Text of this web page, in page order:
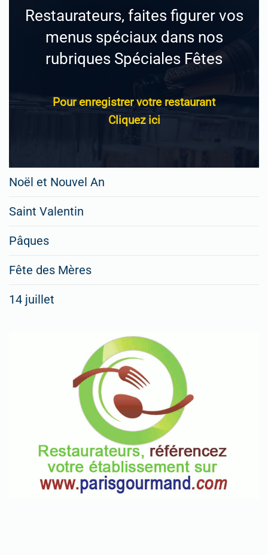
Restaurateurs, faites figurer vos
menus spéciaux dans nos
rubriques Spéciales Fêtes
Pour enregistrer votre restaurant
Cliquez ici
Noël et Nouvel An
Saint Valentin
Pâques
Fête des Mères
14 juillet